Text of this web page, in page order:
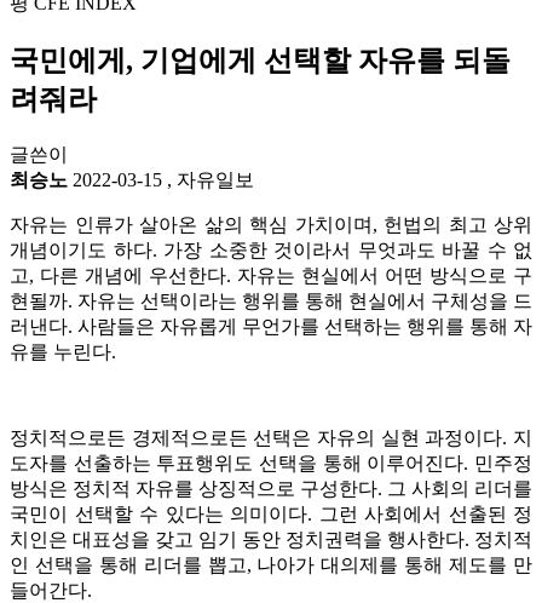
국민에게, 기업에게 선택할 자유를 되돌
려줘라
글쓴이
최승노 2022-03-15 , 자유일보
자유는 인류가 살아온 삶의 핵심 가치이며, 헌법의 최고 상위
개념이기도 하다. 가장 소중한 것이라서 무엇과도 바꿀 수 없
고, 다른 개념에 우선한다. 자유는 현실에서 어떤 방식으로 구
현될까. 자유는 선택이라는 행위를 통해 현실에서 구체성을 드
러낸다. 사람들은 자유롭게 무언가를 선택하는 행위를 통해 자
유를 누린다.
정치적으로든 경제적으로든 선택은 자유의 실현 과정이다. 지
도자를 선출하는 투표행위도 선택을 통해 이루어진다. 민주정
방식은 정치적 자유를 상징적으로 구성한다. 그 사회의 리더를
국민이 선택할 수 있다는 의미이다. 그런 사회에서 선출된 정
치인은 대표성을 갖고 임기 동안 정치권력을 행사한다. 정치적
인 선택을 통해 리더를 뽑고, 나아가 대의제를 통해 제도를 만
들어간다.